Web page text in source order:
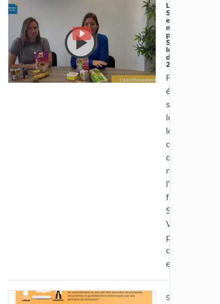
La Poste,
Saveurs et Vie
et Malakoff se
mobilisent
pour la
Semaine de
lutte contre la
dénutrition
2022
Pour la 3eme
édition de la
semaine de
lutte contre
la
dénutrition,
du 18 au 25
novembre,
l’entreprise
francilienne
Saveurs et
Vie met en
place un
dispositif
exceptionnel.
Santé